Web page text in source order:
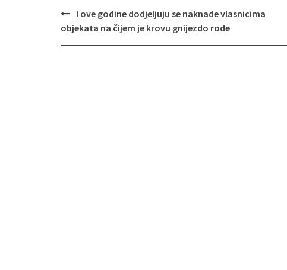
Navigacija
objava
I ove godine dodjeljuju se naknade vlasnicima
objekata na čijem je krovu gnijezdo rode